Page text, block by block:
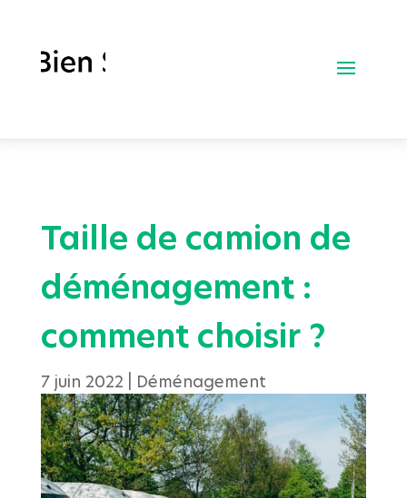
Taille de camion de
déménagement :
comment choisir ?
7 juin 2022 Déménagement